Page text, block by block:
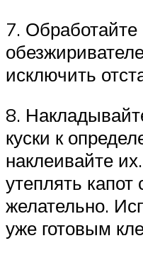
7.
исключить
8.
куски к
наклеивайте
утеплять
желательно.
уже готовым